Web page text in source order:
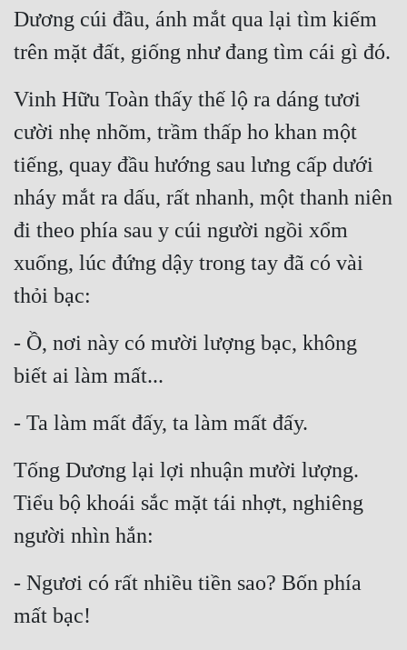
Kỳ Huyễn
Kỳ Ảo
Linh Dị
Làm Giàu
Lịch Sử
Mưu Mô
Mạt Thế
Mỹ Thực
Ngôn Tình
Ngược
Nữ Cường
Nữ Phụ
Phản Phái
Quân Sự
Dương cúi đầu, ánh mắt qua lại tìm kiếm
trên mặt đất, giống như đang tìm cái gì đó.
Vinh Hữu Toàn thấy thế lộ ra dáng tươi
cười nhẹ nhõm, trầm thấp ho khan một
tiếng, quay đầu hướng sau lưng cấp dưới
nháy mắt ra dấu, rất nhanh, một thanh niên
đi theo phía sau y cúi người ngồi xổm
xuống, lúc đứng dậy trong tay đã có vài
thỏi bạc:
- Ồ, nơi này có mười lượng bạc, không
biết ai làm mất...
- Ta làm mất đấy, ta làm mất đấy.
Tống Dương lại lợi nhuận mười lượng.
Tiểu bộ khoái sắc mặt tái nhợt, nghiêng
người nhìn hắn:
- Ngươi có rất nhiều tiền sao? Bốn phía
mất bạc!